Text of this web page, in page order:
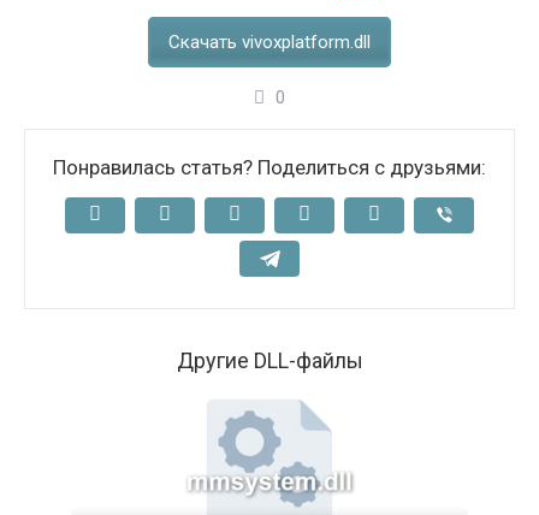
Скачать vivoxplatform.dll
0
Понравилась статья? Поделиться с друзьями:
Другие DLL-файлы